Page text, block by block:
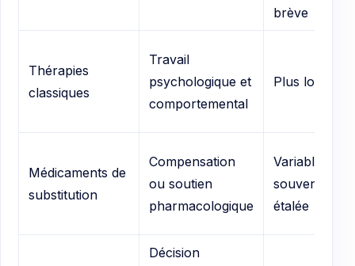
brève
Thérapies
classiques
Travail
psychologique et
comportemental
Plus longue
Médicaments de
substitution
Compensation
ou soutien
pharmacologique
Variable,
souvent
étalée
Décision